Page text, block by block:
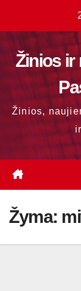
content
Žinios ir
Žinios,
Žyma: